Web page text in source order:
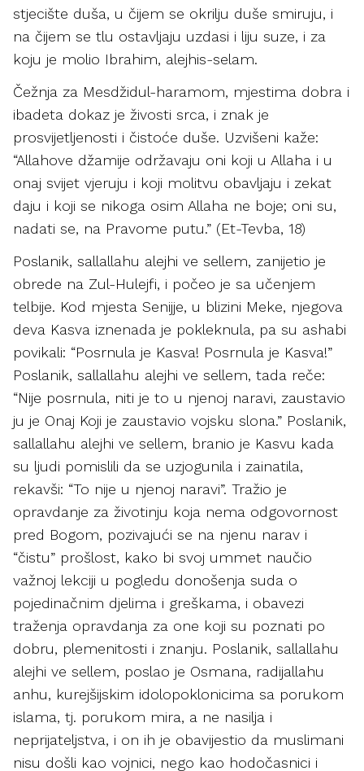
stjecište duša, u čijem se okrilju duše smiruju, i
na čijem se tlu ostavljaju uzdasi i liju suze, i za
koju je molio Ibrahim, alejhis-selam.
Čežnja za Mesdžidul-haramom, mjestima dobra i
ibadeta dokaz je živosti srca, i znak je
prosvijetljenosti i čistoće duše. Uzvišeni kaže:
“Allahove džamije održavaju oni koji u Allaha i u
onaj svijet vjeruju i koji molitvu obavljaju i zekat
daju i koji se nikoga osim Allaha ne boje; oni su,
nadati se, na Pravome putu.” (Et-Tevba, 18)
Poslanik, sallallahu alejhi ve sellem, zanijetio je
obrede na Zul-Hulejfi, i počeo je sa učenjem
telbije. Kod mjesta Senijje, u blizini Meke, njegova
deva Kasva iznenada je pokleknula, pa su ashabi
povikali: “Posrnula je Kasva! Posrnula je Kasva!”
Poslanik, sallallahu alejhi ve sellem, tada reče:
“Nije posrnula, niti je to u njenoj naravi, zaustavio
ju je Onaj Koji je zaustavio vojsku slona.” Poslanik,
sallallahu alejhi ve sellem, branio je Kasvu kada
su ljudi pomislili da se uzjogunila i zainatila,
rekavši: “To nije u njenoj naravi”. Tražio je
opravdanje za životinju koja nema odgovornost
pred Bogom, pozivajući se na njenu narav i
“čistu” prošlost, kako bi svoj ummet naučio
važnoj lekciji u pogledu donošenja suda o
pojedinačnim djelima i greškama, i obavezi
traženja opravdanja za one koji su poznati po
dobru, plemenitosti i znanju. Poslanik, sallallahu
alejhi ve sellem, poslao je Osmana, radijallahu
anhu, kurejšijskim idolopoklonicima sa porukom
islama, tj. porukom mira, a ne nasilja i
neprijateljstva, i on ih je obavijestio da muslimani
nisu došli kao vojnici, nego kao hodočasnici i